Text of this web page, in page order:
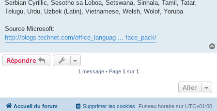
Serbian Cyrillic, Sesotho sa Leboa, Setswana, Sinhala, Tamil, Tatar,
Telugu, Urdu, Uzbek (Latin), Vietnamese, Welsh, Wolof, Yoruba
Source Microsoft:
http://blogs.technet.com/office_languag ... face_pack/
Répondre
1 message • Page 1 sur 1
Aller
Accueil du forum Fuseau horaire sur UTC+01:00
Supprimer les cookies